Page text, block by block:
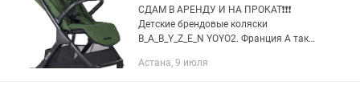
СДАМ В АРЕНДУ И НА ПРОКАТ❗❗❗
Детские брендовые коляски
B_A_B_Y_Z_E_N YOYO2. Франция А так
E_A_S_Y_W_A_L_K_E_R. Нидерланды
Астана, 9 июля